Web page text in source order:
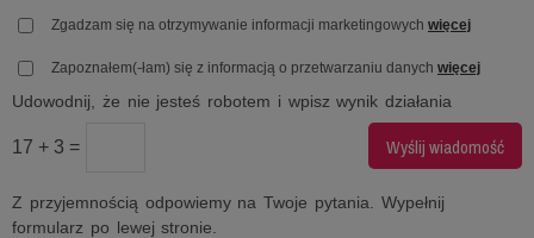
Zgadzam się na otrzymywanie informacji marketingowych więcej
Zapoznałem(-łam) się z informacją o przetwarzaniu danych więcej
Udowodnij, że nie jesteś robotem i wpisz wynik działania
17 + 3 =
Z przyjemnością odpowiemy na Twoje pytania. Wypełnij
formularz po lewej stronie.